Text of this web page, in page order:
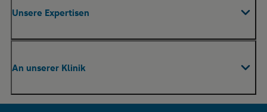
Unsere Expertisen
Praxen
Pflege
An unserer Klinik
Ihr Aufenthalt